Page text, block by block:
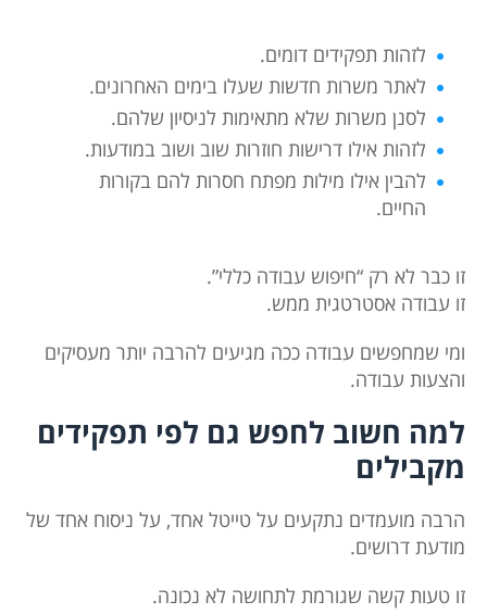
לזהות תפקידים דומים.
לאתר משרות חדשות שעלו בימים האחרונים.
לסנן משרות שלא מתאימות לניסיון שלהם.
לזהות אילו דרישות חוזרות שוב ושוב במודעות.
להבין אילו מילות מפתח חסרות להם בקורות
החיים.
זו כבר לא רק “חיפוש עבודה כללי”.
זו עבודה אסטרטגית ממש.
ומי שמחפשים עבודה ככה מגיעים להרבה יותר מעסיקים
והצעות עבודה.
למה חשוב לחפש גם לפי תפקידים
מקבילים
הרבה מועמדים נתקעים על טייטל אחד, על ניסוח אחד של
מודעת דרושים.
זו טעות קשה שגורמת לתחושה לא נכונה.